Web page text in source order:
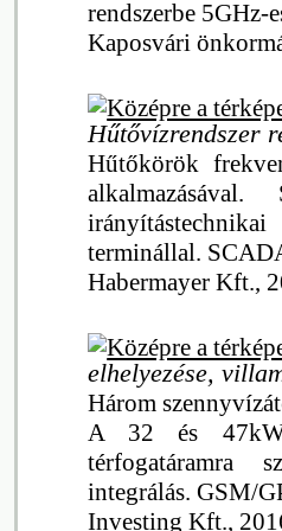
rendszerbe
Kaposvári
Hűtővízrendszer
Hűtőkörök
terminállal.
Habermayer Kft.,
elhelyezése,
Három
A 32 és 47kW-
térfogatáramra
integrálás. GSM/
Investing Kft.,